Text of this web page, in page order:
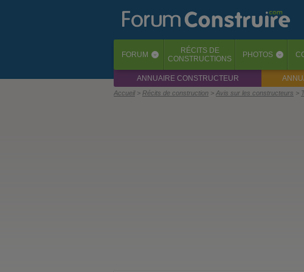
FORUM ‹ RÉCITS DE
CONSTRUCTIONS
PHOTOS ‹
ANNUAIRE CONSTRUCTEUR
Accueil Récits de construction Avis sur les constructeurs